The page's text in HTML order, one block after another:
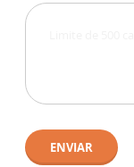
ENVIAR